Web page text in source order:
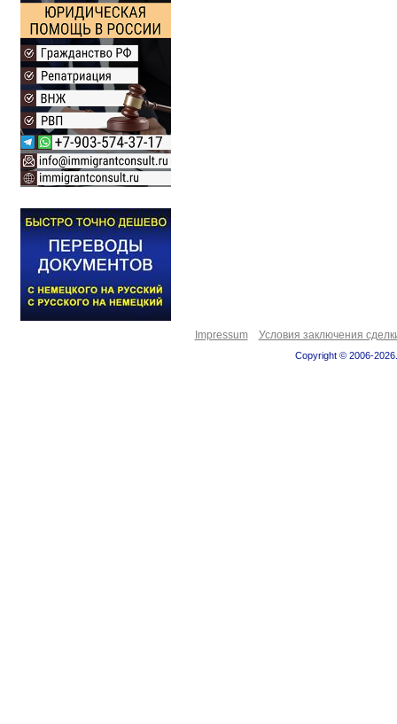
Impressum Условия заключения
Copyright © 2006-